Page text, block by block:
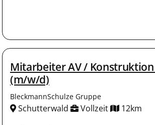
Mitarbeiter AV /
(m/w/d)
BleckmannSchulze Gruppe
Schutterwald Vollzeit 12km